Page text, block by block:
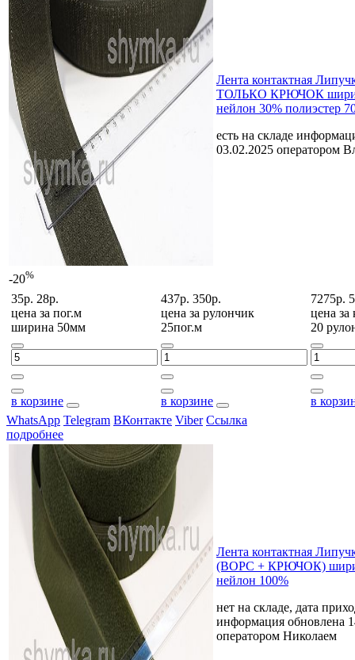
-20%
Лента контактная
ТОЛЬКО КРЮЧОК
нейлон 30% полиэстер
есть на складе
03.02.2025 оператором
35р. 28р.
цена за пог.м
ширина 50мм
в корзине
437р. 350р.
цена за рулончик
25пог.м
в корзине
7275р.
цена за
20
в
WhatsApp Telegram ВКонтакте Viber Ссылка
подробнее
Лента контактная
(ВОРС + КРЮЧОК)
нейлон 100%
нет на складе, дата
информация обновлена
оператором Николаем